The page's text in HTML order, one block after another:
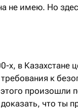
не имею. Но
х, в Казахстане
к
произошли
что ты